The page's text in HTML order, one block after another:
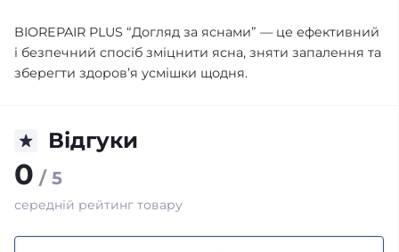
BIOREPAIR PLUS “Догляд за яснами” — це ефективний
і безпечний спосіб зміцнити ясна, зняти запалення та
зберегти здоров’я усмішки щодня.
Відгуки
0 / 5
середній рейтинг товару